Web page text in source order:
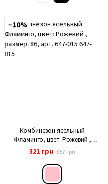
−10%
Комбинезон ясельный
Фламинго, цвет: Рожевий ,
размер: 86, арт. 647-015
321 грн 357 грн